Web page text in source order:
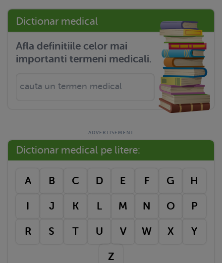
Dictionar medical
Afla definitiile celor mai
importanti termeni medicali.
Dictionar medical pe litere:
A B C D E F G H
I J K L M N O P
R S T U V W X Y
Z